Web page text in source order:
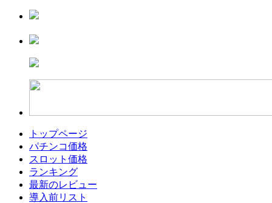
トップページ
パチンコ価格
スロット価格
ランキング
最新のレビュー
導入前リスト